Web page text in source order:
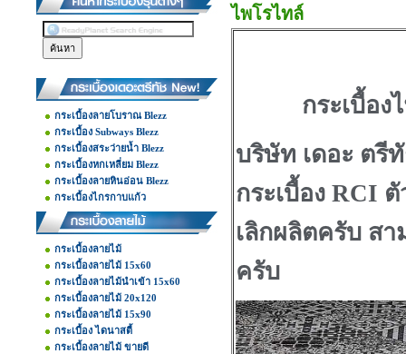
กระเบื้องลายโบราณ Blezz
กระเบื้อง Subways Blezz
กระเบื้องสระว่ายน้ำ Blezz
กระเบื้องหกเหลี่ยม Blezz
กระเบื้องลายหินอ่อน Blezz
กระเบื้องไกรกาบแก้ว
กระเบื้องลายไม้
กระเบื้องลายไม้ 15x60
กระเบื้องลายไม้นำเข้า 15x60
กระเบื้องลายไม้ 20x120
กระเบื้องลายไม้ 15x90
กระเบื้อง ไดนาสตี้
กระเบื้องลายไม้ ขายดี
ไพโรไทล์
กระเบื้อ
บริษัท เดอะ ตรี
กระเบื้อง RCI
เลิกผลิตครับ ส
ครับ